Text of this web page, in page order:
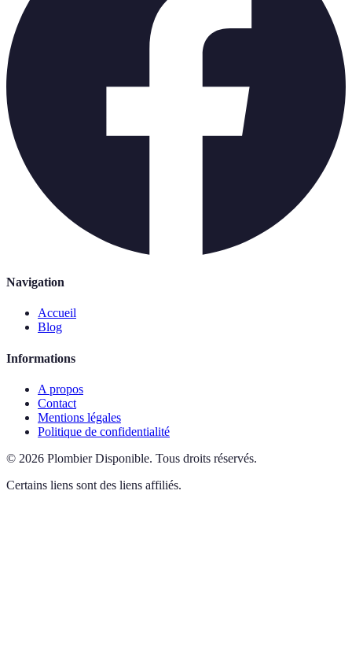
Navigation
Accueil
Blog
Informations
A propos
Contact
Mentions légales
Politique de confidentialité
© 2026 Plombier Disponible. Tous droits réservés.
Certains liens sont des liens affiliés.